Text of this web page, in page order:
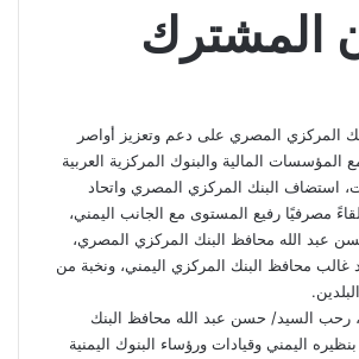
المشترك
المركزي المصري على دعم وتعزيز أواصر
المؤسسات المالية والبنوك المركزية العربية
استضاف البنك المركزي المصري واتحاد
مصرفيًا رفيع المستوى مع الجانب اليمني،
عبد الله محافظ البنك المركزي المصري،
غالب محافظ البنك المركزي اليمني، ونخبة من
رحب السيد/ حسن عبد الله محافظ البنك
اليمني وقيادات ورؤساء البنوك اليمنية